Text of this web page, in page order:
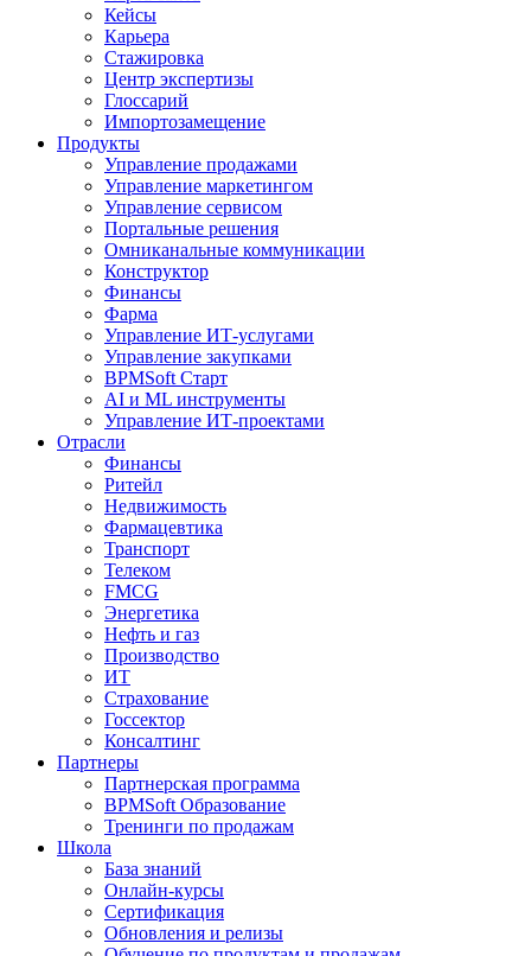
Кейсы
Карьера
Стажировка
Центр экспертизы
Глоссарий
Импортозамещение
Продукты
Управление продажами
Управление маркетингом
Управление сервисом
Портальные решения
Омниканальные коммуникации
Конструктор
Финансы
Фарма
Управление ИТ-услугами
Управление закупками
BPMSoft Старт
AI и ML инструменты
Управление ИТ-проектами
Отрасли
Финансы
Ритейл
Недвижимость
Фармацевтика
Транспорт
Телеком
FMCG
Энергетика
Нефть и газ
Производство
ИТ
Страхование
Госсектор
Консалтинг
Партнеры
Партнерская программа
BPMSoft Образование
Тренинги по продажам
Школа
База знаний
Онлайн-курсы
Сертификация
Обновления и релизы